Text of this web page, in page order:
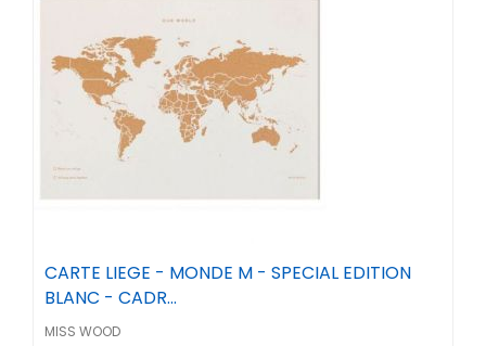
CARTE LIEGE - MONDE M - SPECIAL EDITION
BLANC - CADR...
MISS WOOD